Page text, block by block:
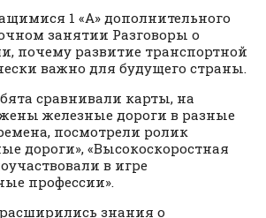
1 «А» дополнительного
занятии Разговоры о
почему развитие транспортной
важно для будущего страны.
сравнивали карты, на
железные дороги в разные
посмотрели ролик
дороги», «Высокоскоростная
в игре
профессии».
знания о